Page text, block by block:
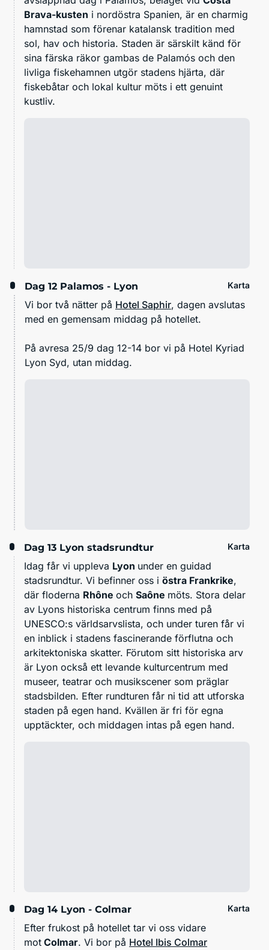
Brava-kusten i nordöstra Spanien, är en charmig
hamnstad som förenar katalansk tradition med
sol, hav och historia. Staden är särskilt känd för
sina färska räkor gambas de Palamós och den
livliga fiskehamnen utgör stadens hjärta, där
fiskebåtar och lokal kultur möts i ett genuint
kustliv.
Dag 12 Palamos - Lyon Karta
Vi bor två nätter på Hotel Saphir, dagen avslutas
med en gemensam middag på hotellet.
På avresa 25/9 dag 12-14 bor vi på Hotel Kyriad
Lyon Syd, utan middag.
Dag 13 Lyon stadsrundtur Karta
Idag får vi uppleva Lyon under en guidad
stadsrundtur. Vi befinner oss i östra Frankrike,
där floderna Rhône och Saône möts. Stora delar
av Lyons historiska centrum finns med på
UNESCO:s världsarvslista, och under turen får vi
en inblick i stadens fascinerande förflutna och
arkitektoniska skatter. Förutom sitt historiska arv
är Lyon också ett levande kulturcentrum med
museer, teatrar och musikscener som präglar
stadsbilden. Efter rundturen får ni tid att utforska
staden på egen hand. Kvällen är fri för egna
upptäckter, och middagen intas på egen hand.
Dag 14 Lyon - Colmar Karta
Efter frukost på hotellet tar vi oss vidare
mot Colmar. Vi bor på Hotel Ibis Colmar